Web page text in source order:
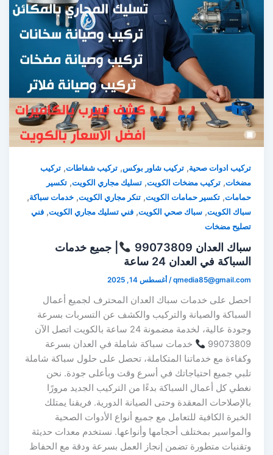
تركيب ادوات صحية,تركيب شاور بوكس,تركيب شفاطات,تركيب
مضخات,تركيب مضخات الكويت,تسليك مجاري الكويت,تكسير
حمامات,تكسير حمامات الكويت,تنكر مجاري الكويت,خدمات سباكة,
سباك الكويت,سباك صحي الكويت,فني تسليك مجاري الكويت,فني
تصليح مضخات
سباك العدان 99073809
| جميع خدمات
السباكة في العدان 24 ساعة
qmedia85@gmail.com
/ أغسطس 14, 2025
احصل على خدمات سباك العدان المحترف لجميع أعمال
السباكة والصيانة والتركيب والكشف عن التسربات بسرعة
وجودة عالية، لخدمة مضمونة 24 ساعة بالكويت اتصل الآن
99073809
خدمات سباكة شاملة في العدان بسرعة
وكفاءة مع خدماتنا المتكاملة، تحصل على حلول سباكة شاملة
تلبي جميع احتياجاتك في أسرع وقت وبأعلى جودة. نحن
نغطي كل أعمال السباكة بدءًا من التركيب الجديد مرورًا
بالإصلاحات المعقدة وحتى الصيانة الدورية. فريقنا يمتلك
الخبرة الكافية للتعامل مع جميع أنواع الأدوات الصحية
والمواسير بمختلف أحجامها وأنواعها. نستخدم معدات حديثة
وتقنيات متطورة تضمن إنجاز العمل بسرعة ودقة مع الحفاظ